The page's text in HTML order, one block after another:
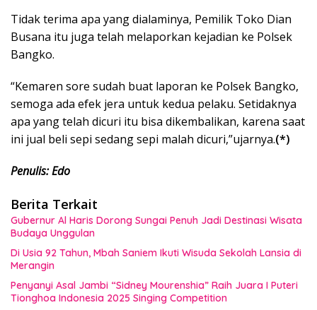
Tidak terima apa yang dialaminya, Pemilik Toko Dian
Busana itu juga telah melaporkan kejadian ke Polsek
Bangko.
“Kemaren sore sudah buat laporan ke Polsek Bangko,
semoga ada efek jera untuk kedua pelaku. Setidaknya
apa yang telah dicuri itu bisa dikembalikan, karena saat
ini jual beli sepi sedang sepi malah dicuri,”ujarnya.(*)
Penulis: Edo
Berita Terkait
Gubernur Al Haris Dorong Sungai Penuh Jadi Destinasi Wisata
Budaya Unggulan
Di Usia 92 Tahun, Mbah Saniem Ikuti Wisuda Sekolah Lansia di
Merangin
Penyanyi Asal Jambi “Sidney Mourenshia” Raih Juara I Puteri
Tionghoa Indonesia 2025 Singing Competition